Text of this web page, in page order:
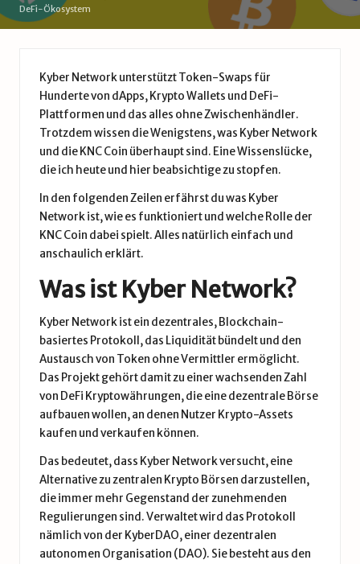
DeFi-Ökosystem
Kyber Network unterstützt Token-Swaps für
Hunderte von dApps, Krypto Wallets und DeFi-
Plattformen und das alles ohne Zwischenhändler.
Trotzdem wissen die Wenigstens, was Kyber Network
und die KNC Coin überhaupt sind. Eine Wissenslücke,
die ich heute und hier beabsichtige zu stopfen.
In den folgenden Zeilen erfährst du was Kyber
Network ist, wie es funktioniert und welche Rolle der
KNC Coin dabei spielt. Alles natürlich einfach und
anschaulich erklärt.
Was ist Kyber Network?
Kyber Network ist ein dezentrales, Blockchain-
basiertes Protokoll, das Liquidität bündelt und den
Austausch von Token ohne Vermittler ermöglicht.
Das Projekt gehört damit zu einer wachsenden Zahl
von DeFi Kryptowährungen, die eine dezentrale Börse
aufbauen wollen, an denen Nutzer Krypto-Assets
kaufen und verkaufen können.
Das bedeutet, dass Kyber Network versucht, eine
Alternative zu zentralen Krypto Börsen darzustellen,
die immer mehr Gegenstand der zunehmenden
Regulierungen sind. Verwaltet wird das Protokoll
nämlich von der KyberDAO, einer dezentralen
autonomen Organisation (DAO). Sie besteht aus den